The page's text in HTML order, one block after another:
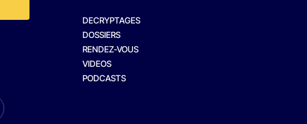
DECRYPTAGES
DOSSIERS
RENDEZ-VOUS
VIDEOS
PODCASTS